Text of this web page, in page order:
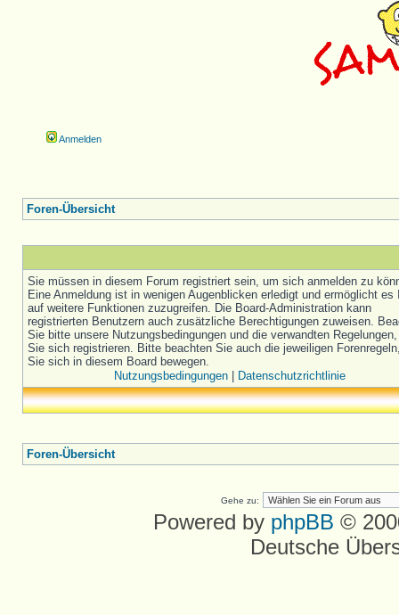
Anmelden
Foren-Übersicht
Sie müssen in diesem Forum registriert sein, um sich anmelden zu
Eine Anmeldung ist in wenigen Augenblicken erledigt und ermöglicht es
auf weitere Funktionen zuzugreifen. Die Board-Administration kann
registrierten Benutzern auch zusätzliche Berechtigungen zuweisen.
Sie bitte unsere Nutzungsbedingungen und die verwandten
Sie sich registrieren. Bitte beachten Sie auch die jeweiligen
Sie sich in diesem Board bewegen.
Nutzungsbedingungen| Datenschutzrichtlinie
Foren-Übersicht
Gehe zu:
Powered by phpBB ©
Deutsche